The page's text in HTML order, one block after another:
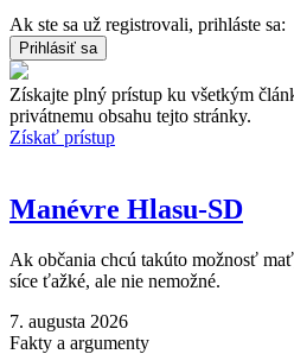
Ak ste sa už registrovali, prihláste sa:
Získajte plný prístup ku všetkým
privátnemu obsahu tejto stránky.
Získať prístup
Manévre Hlasu-SD
Ak občania chcú takúto možnosť
síce ťažké, ale nie nemožné.
7. augusta 2026
Fakty a argumenty